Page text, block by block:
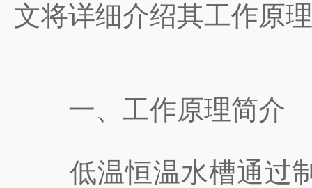
文将详细介绍其工作原
一、工作原理简介
低温恒温水槽通过制